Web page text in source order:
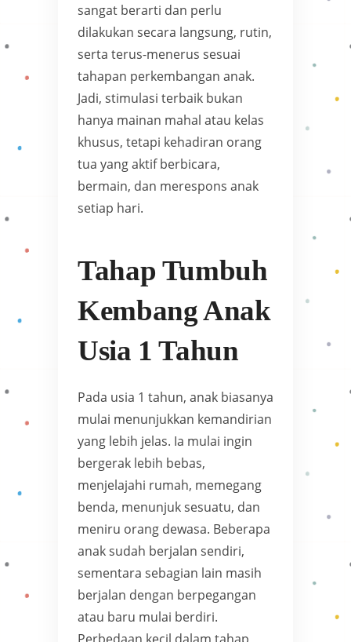
sangat berarti dan perlu
dilakukan secara langsung, rutin,
serta terus-menerus sesuai
tahapan perkembangan anak.
Jadi, stimulasi terbaik bukan
hanya mainan mahal atau kelas
khusus, tetapi kehadiran orang
tua yang aktif berbicara,
bermain, dan merespons anak
setiap hari.
Tahap Tumbuh
Kembang Anak
Usia 1 Tahun
Pada usia 1 tahun, anak biasanya
mulai menunjukkan kemandirian
yang lebih jelas. Ia mulai ingin
bergerak lebih bebas,
menjelajahi rumah, memegang
benda, menunjuk sesuatu, dan
meniru orang dewasa. Beberapa
anak sudah berjalan sendiri,
sementara sebagian lain masih
berjalan dengan berpegangan
atau baru mulai berdiri.
Perbedaan kecil dalam tahap